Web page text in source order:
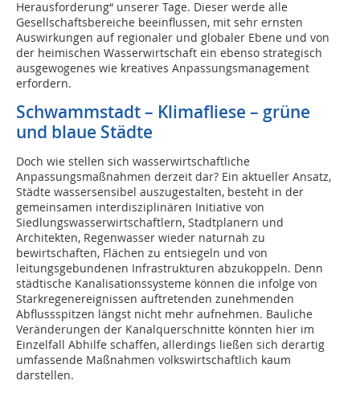
Herausforderung“ unserer Tage. Dieser werde alle
Gesellschaftsbereiche beeinflussen, mit sehr ernsten
Auswirkungen auf regionaler und globaler Ebene und von
der heimischen Wasserwirtschaft ein ebenso strategisch
ausgewogenes wie kreatives Anpassungsmanagement
erfordern.
Schwammstadt – Klimafliese – grüne
und blaue Städte
Doch wie stellen sich wasserwirtschaftliche
Anpassungsmaßnahmen derzeit dar? Ein aktueller Ansatz,
Städte wassersensibel auszugestalten, besteht in der
gemeinsamen interdisziplinären Initiative von
Siedlungswasserwirtschaftlern, Stadtplanern und
Architekten, Regenwasser wieder naturnah zu
bewirtschaften, Flächen zu entsiegeln und von
leitungsgebundenen Infrastrukturen abzukoppeln. Denn
städtische Kanalisationssysteme können die infolge von
Starkregenereignissen auftretenden zunehmenden
Abflussspitzen längst nicht mehr aufnehmen. Bauliche
Veränderungen der Kanalquerschnitte könnten hier im
Einzelfall Abhilfe schaffen, allerdings ließen sich derartig
umfassende Maßnahmen volkswirtschaftlich kaum
darstellen.